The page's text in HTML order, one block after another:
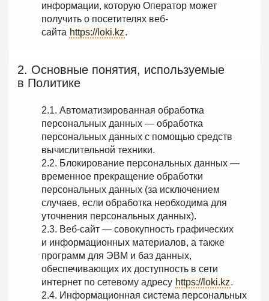
информации, которую Оператор может
получить о посетителях веб-
сайта https://loki.kz.
2. Основные понятия, используемые
в Политике
2.1. Автоматизированная обработка
персональных данных — обработка
персональных данных с помощью средств
вычислительной техники.
2.2. Блокирование персональных данных —
временное прекращение обработки
персональных данных (за исключением
случаев, если обработка необходима для
уточнения персональных данных).
2.3. Веб-сайт — совокупность графических
и информационных материалов, а также
программ для ЭВМ и баз данных,
обеспечивающих их доступность в сети
интернет по сетевому адресу https://loki.kz.
2.4. Информационная система персональных